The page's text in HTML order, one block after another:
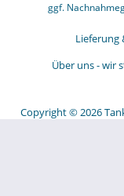
ggf.
Lieferung
Über uns - wir
Copyright © 2026